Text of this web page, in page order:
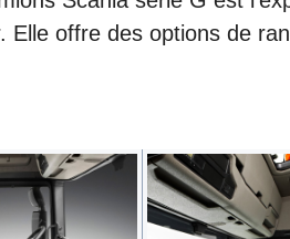
Elle offre des options de